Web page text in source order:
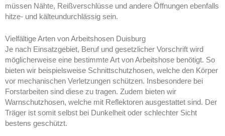
müssen Nähte, Reißverschlüsse und andere Öffnungen ebenfalls
hitze- und kälteundurchlässig sein.
Vielfältige Arten von Arbeitshosen Duisburg
Je nach Einsatzgebiet, Beruf und gesetzlicher Vorschrift wird
möglicherweise eine bestimmte Art von Arbeitshose benötigt. So
bieten wir beispielsweise Schnittschutzhosen, welche den Körper
vor mechanischen Verletzungen schützen. Insbesondere bei
Forstarbeiten sind diese zu tragen. Zudem bieten wir
Warnschutzhosen, welche mit Reflektoren ausgestattet sind. Der
Träger ist somit selbst bei Dunkelheit oder schlechter Sicht
bestens geschützt.